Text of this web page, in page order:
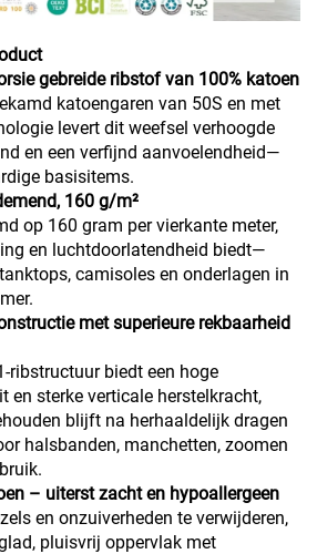
gebreide ribstof van 100% katoen
katoengaren van 50S en met
levert dit weefsel verhoogde
en een verfijnd aanvoelendheid—
basisitems.
160 g/m²
op 160 gram per vierkante meter,
en luchtdoorlatendheid biedt—
camisoles en onderlagen in
met superieure rekbaarheid
ribstructuur biedt een hoge
en sterke verticale herstelkracht,
blijft na herhaaldelijk dragen
halsbanden, manchetten, zoomen
– uiterst zacht en hypoallergeen
en onzuiverheden te verwijderen,
pluisvrij oppervlak met